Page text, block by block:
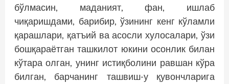
бўлмасин, маданият, фан, ишлаб
чиқаришдами, барибир, ўзининг кенг кўламли
қарашлари, қатъий ва асосли хулосалари, ўзи
бошқараётган ташкилот юкини осонлик билан
кўтара олган, унинг истиқболини равшан кўра
билган, барчанинг ташвиш-у қувончларига